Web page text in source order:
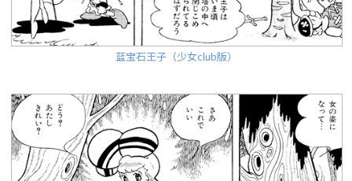
蓝宝石王子（少女club版）